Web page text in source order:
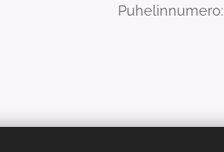
Puhelinnumero: